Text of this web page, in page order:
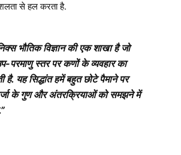
से हल करता है.
भौतिक विज्ञान की एक शाखा है जो
परमाणु स्तर पर कणों के व्यवहार का
यह सिद्धांत हमें बहुत छोटे पैमाने पर
के गुण और अंतरक्रियाओं को समझने में